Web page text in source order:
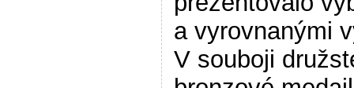
a vyrovnanými
V souboji